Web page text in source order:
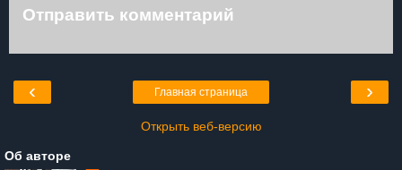
Отправить комментарий
‹ ›
Главная страница
Открыть веб-версию
Об авторе